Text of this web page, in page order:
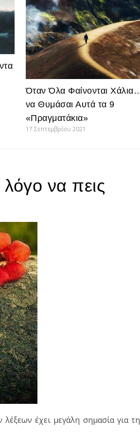
Όταν Όλα Φαίνονται
να Θυμάσαι Αυτά τα 9
«Πραγματάκια»
17 Σεπτεμβρίου 2021
να πεις
έχει μεγάλη σημασία για